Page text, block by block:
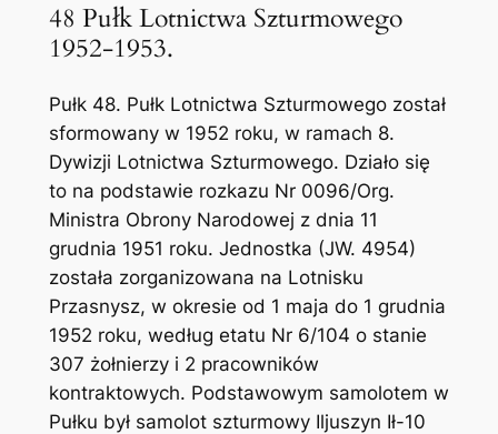
48 Pułk Lotnictwa Szturmowego
1952-1953.
Pułk 48. Pułk Lotnictwa Szturmowego został
sformowany w 1952 roku, w ramach 8.
Dywizji Lotnictwa Szturmowego. Działo się
to na podstawie rozkazu Nr 0096/Org.
Ministra Obrony Narodowej z dnia 11
grudnia 1951 roku. Jednostka (JW. 4954)
została zorganizowana na Lotnisku
Przasnysz, w okresie od 1 maja do 1 grudnia
1952 roku, według etatu Nr 6/104 o stanie
307 żołnierzy i 2 pracowników
kontraktowych. Podstawowym samolotem w
Pułku był samolot szturmowy Iljuszyn Ił-10